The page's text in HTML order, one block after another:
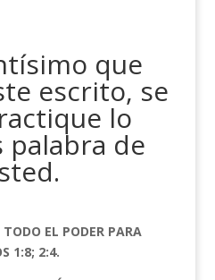
que
escrito, se
lo
palabra de
EL PODER PARA
1:8; 2:4.